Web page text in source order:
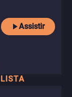
Assistir